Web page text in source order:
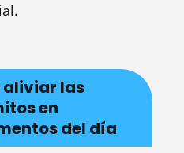
aliviar las
en
del día